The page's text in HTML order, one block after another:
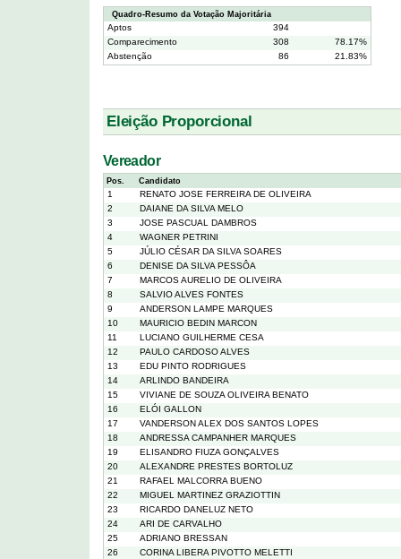
Quadro-Resumo da Votação Majoritária
Aptos
394
Comparecimento
308
78.17%
Abstenção
86 21.83%
Eleição Proporcional
Vereador
Pos. Candidato
1
RENATO JOSE FERREIRA DE OLIVEIRA
2
DAIANE DA SILVA MELO
3
JOSE PASCUAL DAMBROS
4
WAGNER PETRINI
5
JÚLIO CÉSAR DA SILVA SOARES
6
DENISE DA SILVA PESSÔA
7
MARCOS AURELIO DE OLIVEIRA
8
SALVIO ALVES FONTES
9
ANDERSON LAMPE MARQUES
10
MAURICIO BEDIN MARCON
11
LUCIANO GUILHERME CESA
12
PAULO CARDOSO ALVES
13
EDU PINTO RODRIGUES
14
ARLINDO BANDEIRA
15
VIVIANE DE SOUZA OLIVEIRA BENATO
16
ELÓI GALLON
17
VANDERSON ALEX DOS SANTOS LOPES
18
ANDRESSA CAMPANHER MARQUES
19
ELISANDRO FIUZA GONÇALVES
20
ALEXANDRE PRESTES BORTOLUZ
21
RAFAEL MALCORRA BUENO
22
MIGUEL MARTINEZ GRAZIOTTIN
23
RICARDO DANELUZ NETO
24
ARI DE CARVALHO
25
ADRIANO BRESSAN
26
CORINA LIBERA PIVOTTO MELETTI